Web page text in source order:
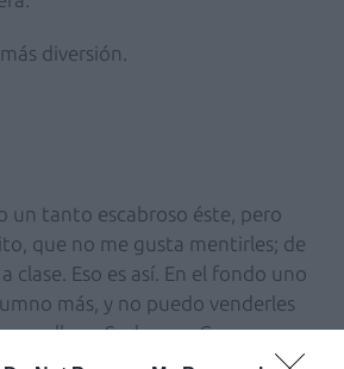
diversión.
un tanto escabroso éste, pero
que no me gusta mentirles; de
clase. Eso es así. En el fondo uno
más, y no puedo venderles
aquello es Sodoma y Gomorra.
del Plan Bolonia, la cosa se ha